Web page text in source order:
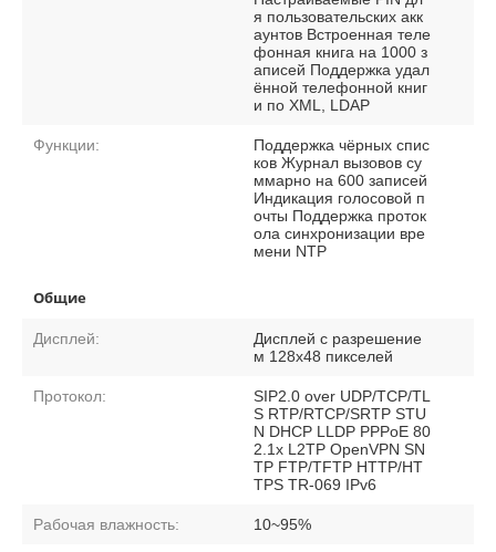
я пользовательских акк
аунтов Встроенная теле
фонная книга на 1000 з
аписей Поддержка удал
ённой телефонной книг
и по XML, LDAP
Функции:
Поддержка чёрных спис
ков Журнал вызовов су
ммарно на 600 записей
Индикация голосовой п
очты Поддержка проток
ола синхронизации вре
мени NTP
Общие
Дисплей:
Дисплей с разрешение
м 128x48 пикселей
Протокол:
SIP2.0 over UDP/TCP/TL
S RTP/RTCP/SRTP STU
N DHCP LLDP PPPoE 80
2.1x L2TP OpenVPN SN
TP FTP/TFTP HTTP/HT
TPS TR-069 IPv6
Рабочая влажность: 10~95%